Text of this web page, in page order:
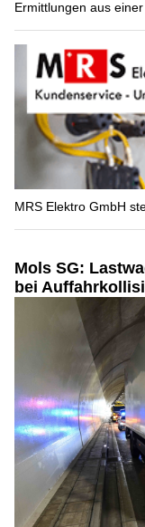
Ermittlungen aus
MRS Elektro GmbH
Mols SG:
bei